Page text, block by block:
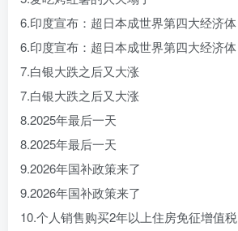
6.印度宣布：超日本成世界第四大经济体
6.印度宣布：超日本成世界第四大经济体
7.白银大跌之后又大涨
7.白银大跌之后又大涨
8.2025年最后一天
8.2025年最后一天
9.2026年国补政策来了
9.2026年国补政策来了
10.个人销售购买2年以上住房免征增值税